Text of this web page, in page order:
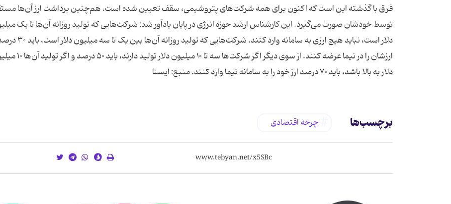
فرق با گذشته این است که اکنون برای همه شرکت‌های پتروشیمی، سقف تعیین شده است. هم‌چنین برداشت ارز آن‌ها
توسط خودشان صورت می‌گیرد. این کارشناس ارشد حوزه انرژی در پایان یادآور شد: شرکت‌هایی که تولید روزانه آن‌ها تا یک
دلار است، نباید هیچ ارزی به سامانه وارد ‌کنند. شرکت‌هایی که تولید روزانه آن‌ها بین یک تا سه
ارزشان را در نیما عرضه کنند. از سوی دیگر اگر شرکت‌ها سه تا ۱۰ میلیون
دلار به بالا باشد، باید ۷۰ درصد ارز خود را به سامانه نیما وارد کنند. منبع: ایسنا
برچسب‌ها چرخه اقتصادی